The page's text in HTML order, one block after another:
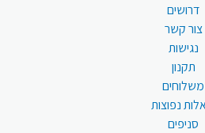
דרושים
צור קשר
נגישות
תקנון
משלוחים
נפוצות
סניפים